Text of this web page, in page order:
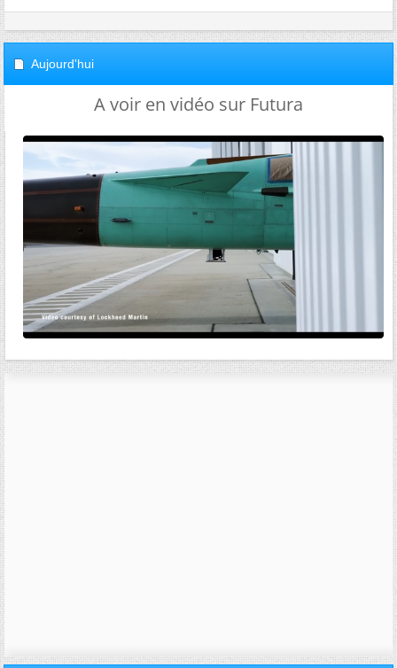
Aujourd'hui
A voir en vidéo sur Futura